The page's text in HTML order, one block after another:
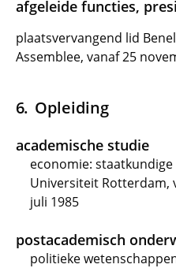
afgeleide functies,
plaatsvervangend lid
Assemblee, vanaf 25
Opleiding
academische studie
economie:
Universiteit Rotterdam,
juli 1985
postacademisch
politieke